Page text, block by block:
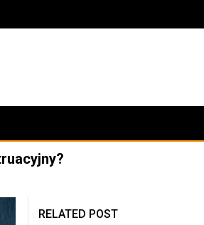
w diecie
RELATED POST